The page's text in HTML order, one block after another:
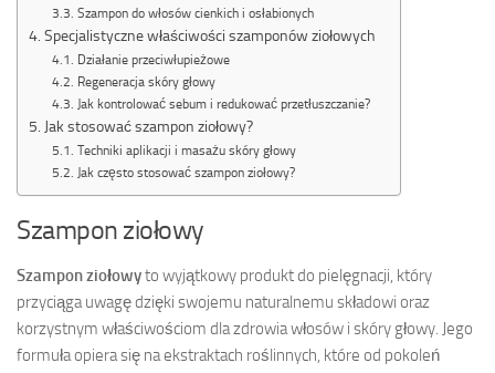
Szampon do włosów cienkich i osłabionych
Specjalistyczne właściwości szamponów ziołowych
Działanie przeciwłupieżowe
Regeneracja skóry głowy
Jak kontrolować sebum i redukować przetłuszczanie?
Jak stosować szampon ziołowy?
Techniki aplikacji i masażu skóry głowy
Jak często stosować szampon ziołowy?
Szampon ziołowy
Szampon ziołowyto wyjątkowy produkt do pielęgnacji, który
przyciąga uwagę dzięki swojemu naturalnemu składowi oraz
korzystnym właściwościom dla zdrowia włosów i skóry głowy. Jego
formuła opiera się na ekstraktach roślinnych, które od pokoleń